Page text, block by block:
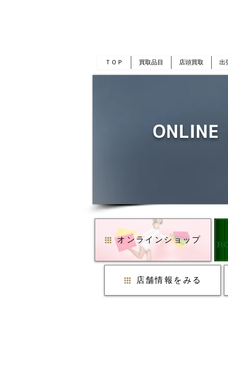
ＴＯＰ 買取品目 店頭買取 出
ONLINE
オンラインショップ
店舗情報をみる